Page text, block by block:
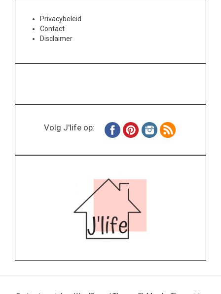
Privacybeleid
Contact
Disclaimer
Volg J'life op: